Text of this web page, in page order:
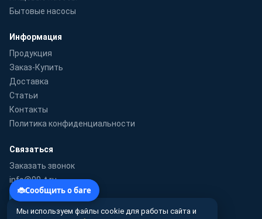
Бытовые насосы
Информация
Продукция
Заказ-Купить
Доставка
Статьи
Контакты
Политика конфиденциальности
Связаться
Заказать звонок
info@99-t.ru
WhatsApp
Мы используем файлы cookie для работы сайта и